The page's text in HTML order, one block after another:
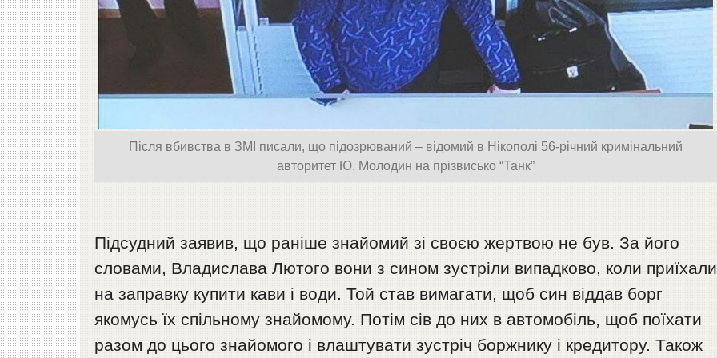
Після вбивства в ЗМІ писали, що підозрюваний – відомий в Нікополі 56-річний кримінальний
авторитет Ю. Молодин на прізвисько “Танк”
Підсудний заявив, що раніше знайомий зі своєю жертвою не був. За його
словами, Владислава Лютого вони з сином зустріли випадково, коли приїхали
на заправку купити кави і води. Той став вимагати, щоб син віддав борг
якомусь їх спільному знайомому. Потім сів до них в автомобіль, щоб поїхати
разом до цього знайомого і влаштувати зустріч боржнику і кредитору. Також